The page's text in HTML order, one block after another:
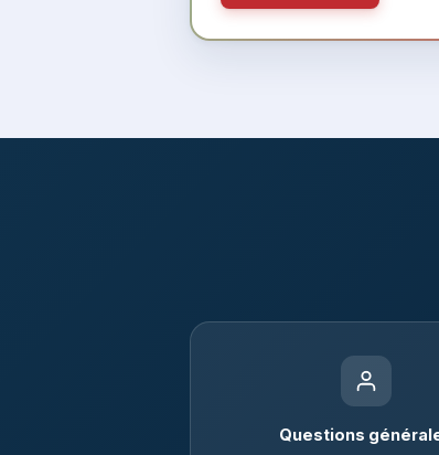
Questions